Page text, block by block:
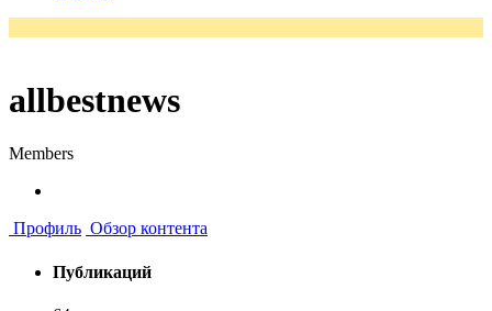
allbestnews
Members
Профиль Обзор контента
Публикаций